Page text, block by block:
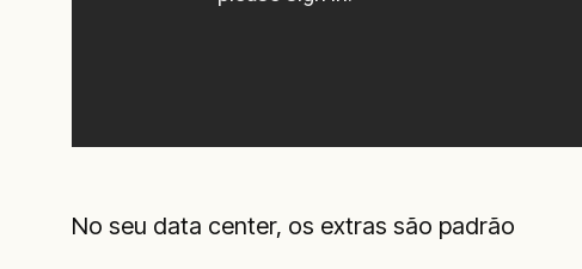
No seu data center, os extras são padrão